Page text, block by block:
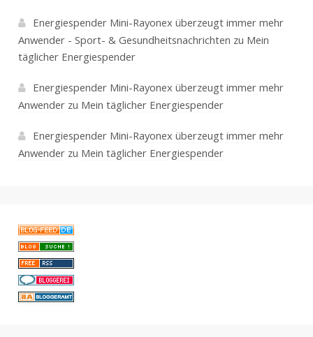
Energiespender Mini-Rayonex überzeugt immer mehr
Anwender - Sport- & Gesundheitsnachrichten zu Mein
täglicher Energiespender
Energiespender Mini-Rayonex überzeugt immer mehr
Anwenderzu Mein täglicher Energiespender
Energiespender Mini-Rayonex überzeugt immer mehr
Anwenderzu Mein täglicher Energiespender